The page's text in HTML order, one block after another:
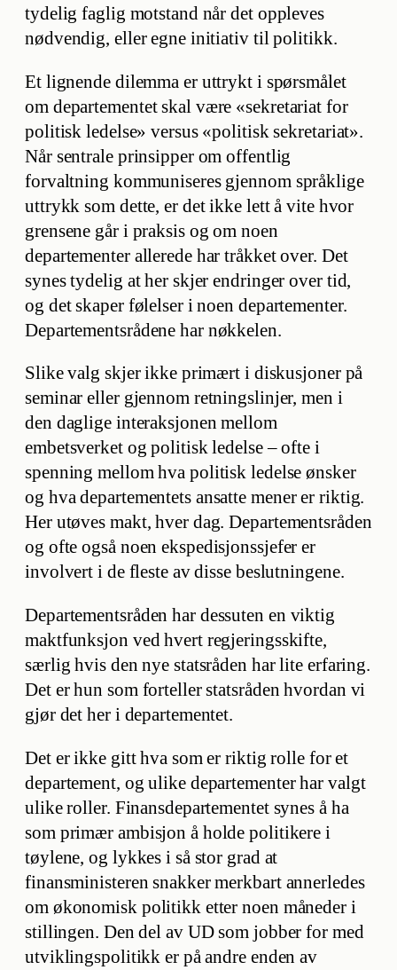
tydelig faglig motstand når det oppleves
nødvendig, eller egne initiativ til politikk.
Et lignende dilemma er uttrykt i spørsmålet
om departementet skal være «sekretariat for
politisk ledelse» versus «politisk sekretariat».
Når sentrale prinsipper om offentlig
forvaltning kommuniseres gjennom språklige
uttrykk som dette, er det ikke lett å vite hvor
grensene går i praksis og om noen
departementer allerede har tråkket over. Det
synes tydelig at her skjer endringer over tid,
og det skaper følelser i noen departementer.
Departementsrådene har nøkkelen.
Slike valg skjer ikke primært i diskusjoner på
seminar eller gjennom retningslinjer, men i
den daglige interaksjonen mellom
embetsverket og politisk ledelse – ofte i
spenning mellom hva politisk ledelse ønsker
og hva departementets ansatte mener er riktig.
Her utøves makt, hver dag. Departementsråden
og ofte også noen ekspedisjonssjefer er
involvert i de fleste av disse beslutningene.
Departementsråden har dessuten en viktig
maktfunksjon ved hvert regjeringsskifte,
særlig hvis den nye statsråden har lite erfaring.
Det er hun som forteller statsråden hvordan vi
gjør det her i departementet.
Det er ikke gitt hva som er riktig rolle for et
departement, og ulike departementer har valgt
ulike roller. Finansdepartementet synes å ha
som primær ambisjon å holde politikere i
tøylene, og lykkes i så stor grad at
finansministeren snakker merkbart annerledes
om økonomisk politikk etter noen måneder i
stillingen. Den del av UD som jobber for med
utviklingspolitikk er på andre enden av